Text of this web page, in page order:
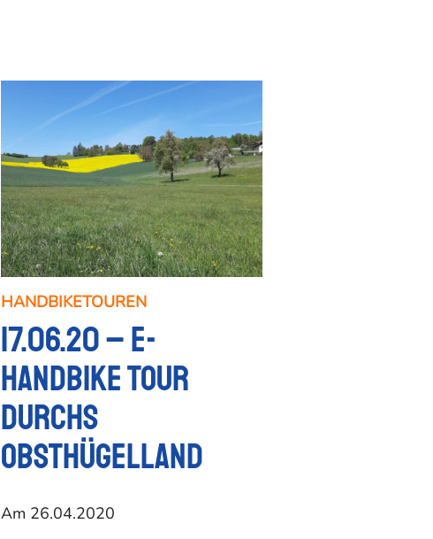
HANDBIKETOUREN
17.06.20 – E-
Handbike Tour
durchs
Obsthügelland
Am 26.04.2020